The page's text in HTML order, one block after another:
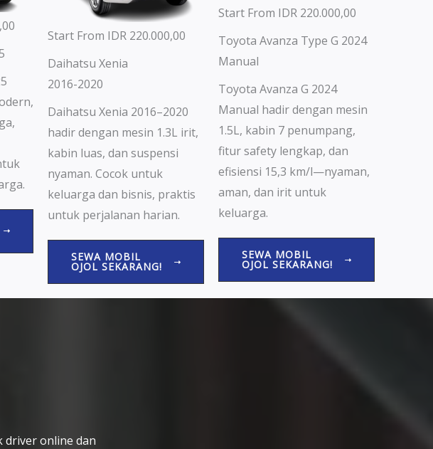
Start From IDR 220.000,00
Daihatsu Xenia
2016-2020
Daihatsu Xenia 2016–2020
hadir dengan mesin 1.3L irit,
kabin luas, dan suspensi
nyaman. Cocok untuk
keluarga dan bisnis, praktis
untuk perjalanan harian.
SEWA MOBIL
OJOL SEKARANG!
Start From IDR 220.000,00
Toyota Avanza Type G 2024
Manual
Toyota Avanza G 2024
Manual hadir dengan mesin
1.5L, kabin 7 penumpang,
fitur safety lengkap, dan
efisiensi 15,3 km/l—nyaman,
aman, dan irit untuk
keluarga.
SEWA MOBIL
OJOL SEKARANG!
driver online dan